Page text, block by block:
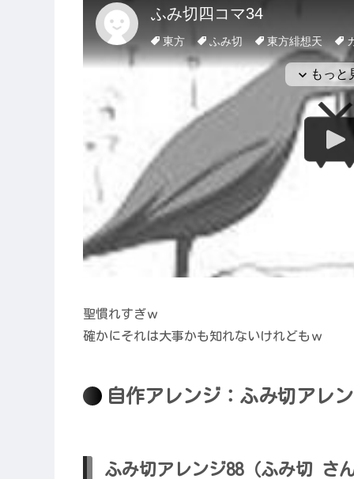
聖慣れすぎｗ
確かにそれは大事かも知れないけれどもｗ
自作アレンジ：ふみ切アレ
ふみ切アレンジ88（ふみ切 さ